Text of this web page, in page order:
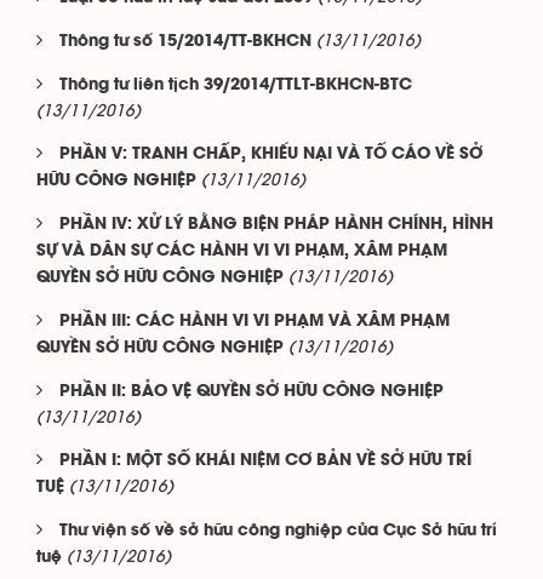
Thông tư số 15/2014/TT-BKHCN (13/11/2016)
Thông tư liên tịch 39/2014/TTLT-BKHCN-BTC
(13/11/2016)
PHẦN V: TRANH CHẤP, KHIẾU NẠI VÀ TỐ CÁO VỀ SỞ
HỮU CÔNG NGHIỆP (13/11/2016)
PHẦN IV: XỬ LÝ BẰNG BIỆN PHÁP HÀNH CHÍNH, HÌNH
SỰ VÀ DÂN SỰ CÁC HÀNH VI VI PHẠM, XÂM PHẠM
QUYỀN SỞ HỮU CÔNG NGHIỆP (13/11/2016)
PHẦN III: CÁC HÀNH VI VI PHẠM VÀ XÂM PHẠM
QUYỀN SỞ HỮU CÔNG NGHIỆP (13/11/2016)
PHẦN II: BẢO VỆ QUYỀN SỞ HỮU CÔNG NGHIỆP
(13/11/2016)
PHẦN I: MỘT SỐ KHÁI NIỆM CƠ BẢN VỀ SỞ HỮU TRÍ
TUỆ (13/11/2016)
Thư viện số về sở hữu công nghiệp của Cục Sở hữu trí
tuệ (13/11/2016)